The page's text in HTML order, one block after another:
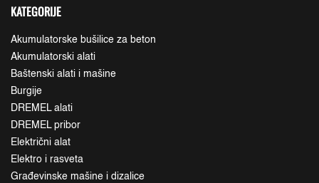
KATEGORIJE
Akumulatorske bušilice za beton
Akumulatorski alati
Baštenski alati i mašine
Burgije
DREMEL alati
DREMEL pribor
Električni alat
Elektro i rasveta
Građevinske mašine i dizalice